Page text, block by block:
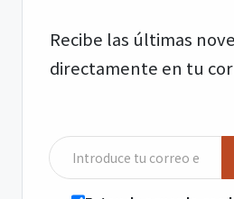
Recibe las últimas
directamente en tu